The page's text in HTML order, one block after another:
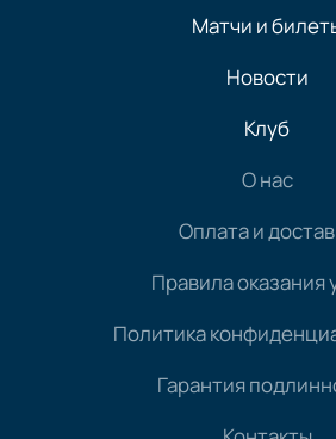
Матчи и
Новости
Клуб
О нас
Оплата и
Правила оказания
Политика
Гарантия